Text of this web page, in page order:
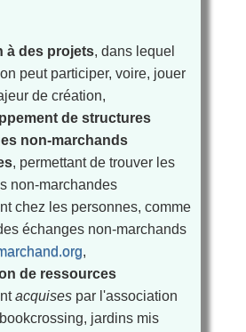
à des projets, dans lequel
peut participer, voire, jouer
de création,
de structures
non-marchands
, permettant de trouver les
non-marchandes
chez les personnes, comme
échanges non-marchands
,
de ressources
acquisespar l'association
jardins mis